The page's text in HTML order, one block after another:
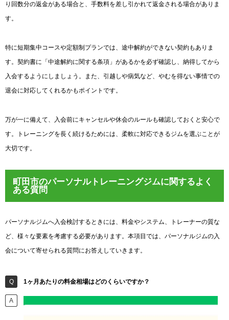
り回数分の返金がある場合と、手数料を差し引かれて返金される場合がありま
す。
特に短期集中コースや定額制プランでは、途中解約ができない契約もありま
す。契約書に「中途解約に関する条項」があるかを必ず確認し、納得してから
入会するようにしましょう。また、引越しや病気など、やむを得ない事情での
退会に対応してくれるかもポイントです。
万が一に備えて、入会前にキャンセルや休会のルールも確認しておくと安心で
す。トレーニングを長く続けるためには、柔軟に対応できるジムを選ぶことが
大切です。
町田市のパーソナルトレーニングジムに関するよく
ある質問
パーソナルジムへ入会検討するときには、料金やシステム、トレーナーの質な
ど、様々な要素を考慮する必要があります。本項目では、パーソナルジムの入
会について寄せられる質問にお答えしていきます。
1ヶ月あたりの料金相場はどのくらいですか？